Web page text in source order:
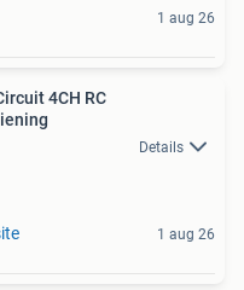
1 aug 26
4CH RC
Details
1 aug 26